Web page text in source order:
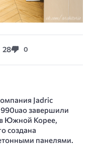
28 0
Jadric
завершили
в Южной Корее,
создана
панелями.